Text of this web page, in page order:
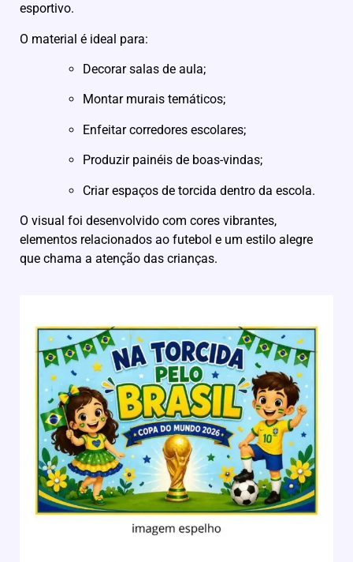
esportivo.
O material é ideal para:
Decorar salas de aula;
Montar murais temáticos;
Enfeitar corredores escolares;
Produzir painéis de boas-vindas;
Criar espaços de torcida dentro da escola.
O visual foi desenvolvido com cores vibrantes,
elementos relacionados ao futebol e um estilo alegre
que chama a atenção das crianças.